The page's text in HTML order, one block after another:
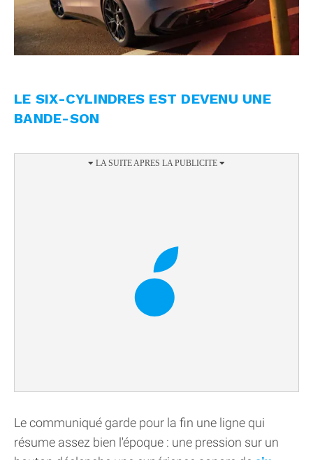
LE SIX-CYLINDRES EST DEVENU UNE
BANDE-SON
Le communiqué garde pour la fin une ligne qui
résume assez bien l'époque : une pression sur un